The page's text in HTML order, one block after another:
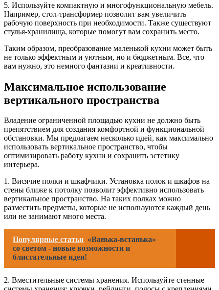
5. Используйте компактную и многофункциональную мебель.
Например, стол-трансформер позволит вам увеличить
рабочую поверхность при необходимости. Также существуют
стулья-хранилища, которые помогут вам сохранить место.
Таким образом, преобразование маленькой кухни может быть
не только эффектным и уютным, но и бюджетным. Все, что
вам нужно, это немного фантазии и креативности.
Максимальное использование
вертикального пространства
Владение ограниченной площадью кухни не должно быть
препятствием для создания комфортной и функциональной
обстановки. Мы предлагаем несколько идей, как максимально
использовать вертикальное пространство, чтобы
оптимизировать работу кухни и сохранить эстетику
интерьера.
1. Висячие полки и шкафчики. Установка полок и шкафов на
стены ближе к потолку позволит эффективно использовать
вертикальное пространство. На таких полках можно
разместить предметы, которые не используются каждый день
или не занимают много места.
Популярные статьи «Ванька-встанька»
со светом - новые возможности и
блистательные идеи!
2. Вместительные системы хранения. Используйте стенные